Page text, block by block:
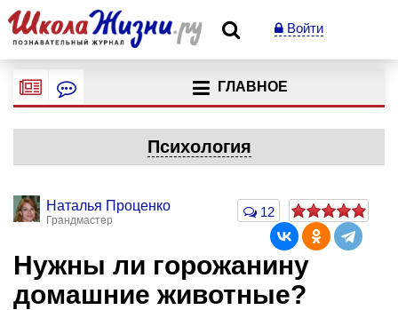
Войти
ГЛАВНОЕ
Психология
Наталья Проценко
Грандмастер
12
Нужны ли горожанину
домашние животные?